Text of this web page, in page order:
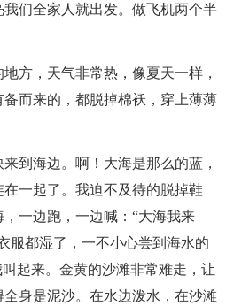
们全家人就出发。做飞机两个半
方，天气非常热，像夏天一样，
而来的，都脱掉棉袄，穿上薄薄
到海边。啊！大海是那么的蓝，
一起了。我迫不及待的脱掉鞋
一边跑，一边喊：“大海我来
服都湿了，一不小心尝到海水的
起来。金黄的沙滩非常难走，让
身是泥沙。在水边泼水，在沙滩